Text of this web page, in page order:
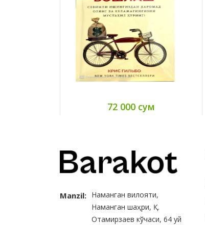
72 000 сум
Manzil: Наманган вилояти,
Наманган шаҳри, Қ.
Отамирзаев кўчаси, 64 уй